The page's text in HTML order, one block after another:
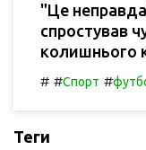
"Це
спростував
колишнього
# #Спорт #
Теги